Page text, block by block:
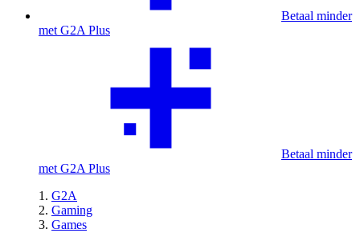
Betaal minder
met G2A Plus
Betaal minder
met G2A Plus
G2A
Gaming
Games